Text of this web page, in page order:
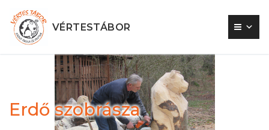
tartalomra
VÉRTESTÁBOR
Erdő szobrásza